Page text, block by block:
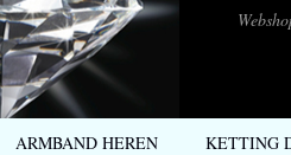
ARMBAND HEREN KETTING